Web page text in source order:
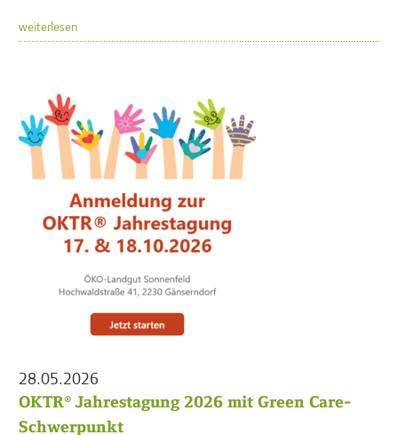
weiterlesen
28.05.2026
OKTR® Jahrestagung 2026 mit Green Care-
Schwerpunkt